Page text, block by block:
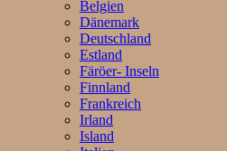
Belgien
Dänemark
Deutschland
Estland
Färöer- Inseln
Finnland
Frankreich
Irland
Island